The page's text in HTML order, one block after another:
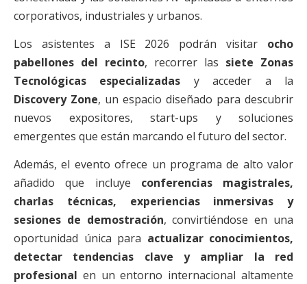
corporativos, industriales y urbanos.
Los asistentes a ISE 2026 podrán visitar ocho
pabellones del recinto, recorrer las siete Zonas
Tecnológicas especializadas y acceder a la
Discovery Zone, un espacio diseñado para descubrir
nuevos expositores, start-ups y soluciones
emergentes que están marcando el futuro del sector.
Además, el evento ofrece un programa de alto valor
añadido que incluye conferencias magistrales,
charlas técnicas, experiencias inmersivas y
sesiones de demostración, convirtiéndose en una
oportunidad única para actualizar conocimientos,
detectar tendencias clave y ampliar la red
profesional en un entorno internacional altamente